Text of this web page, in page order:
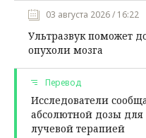
03 августа 2026 / 16:22
Ультразвук поможет
опухоли мозга
Перевод
Исследователи
абсолютной дозы для
лучевой терапией